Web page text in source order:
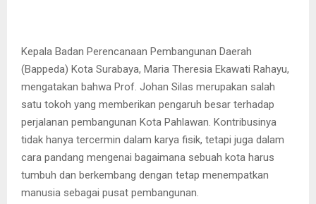
Kepala Badan Perencanaan Pembangunan Daerah
(Bappeda) Kota Surabaya, Maria Theresia Ekawati Rahayu,
mengatakan bahwa Prof. Johan Silas merupakan salah
satu tokoh yang memberikan pengaruh besar terhadap
perjalanan pembangunan Kota Pahlawan. Kontribusinya
tidak hanya tercermin dalam karya fisik, tetapi juga dalam
cara pandang mengenai bagaimana sebuah kota harus
tumbuh dan berkembang dengan tetap menempatkan
manusia sebagai pusat pembangunan.